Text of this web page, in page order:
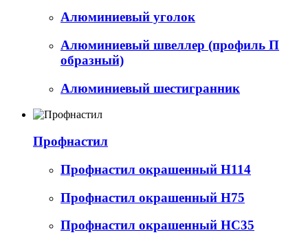
Алюминиевый уголок
Алюминиевый швеллер (профиль П
образный)
Алюминиевый шестигранник
Профнастил
Профнастил окрашенный Н114
Профнастил окрашенный Н75
Профнастил окрашенный НС35